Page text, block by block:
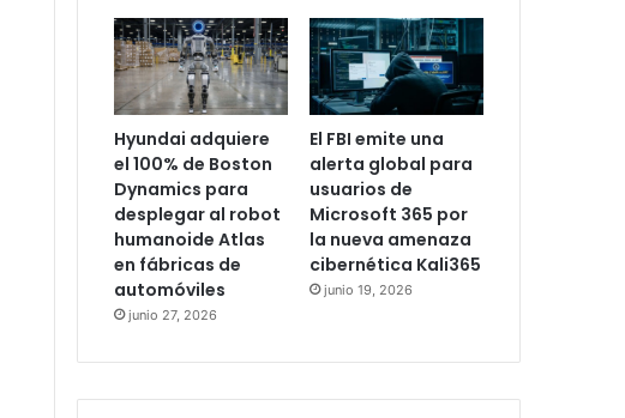
Hyundai adquiere
el 100% de Boston
Dynamics para
desplegar al robot
humanoide Atlas
en fábricas de
automóviles
junio 27, 2026
El FBI emite una
alerta global para
usuarios de
Microsoft 365 por
la nueva amenaza
cibernética Kali365
junio 19, 2026